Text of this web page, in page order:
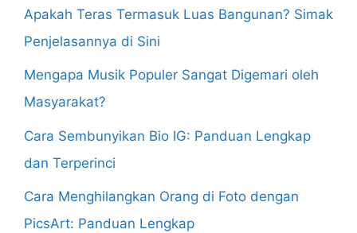
Apakah Teras Termasuk Luas Bangunan? Simak
Penjelasannya di Sini
Mengapa Musik Populer Sangat Digemari oleh
Masyarakat?
Cara Sembunyikan Bio IG: Panduan Lengkap
dan Terperinci
Cara Menghilangkan Orang di Foto dengan
PicsArt: Panduan Lengkap